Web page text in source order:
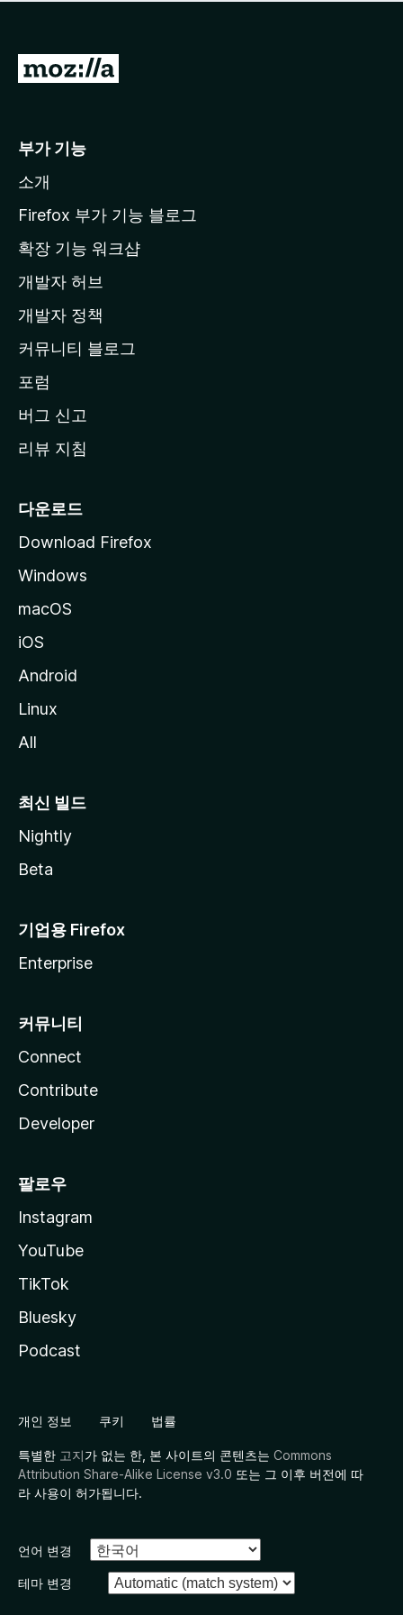
점
습
니
M
l
a
페
이
지
이
동
부가 기능
소개
Firefox 부가 기능 블로그
확장 기능 워크샵
개발자 허브
개발자 정책
커뮤니티 블로그
포럼
버그 신고
리뷰 지침
다운로드
Download Firefox
Windows
macOS
iOS
Android
Linux
All
최신 빌드
Nightly
Beta
기업용 Firefox
Enterprise
커뮤니티
Connect
Contribute
Developer
팔로우
Instagram
YouTube
TikTok
Bluesky
Podcast
개인 정보 쿠키 법률
특별한 고지가 없는 한, 본 사이트의 콘텐츠는 Commons
Attribution Share-Alike License v3.0 또는 그 이후 버전에 따
라 사용이 허가됩니다.
언어 변경
테마 변경